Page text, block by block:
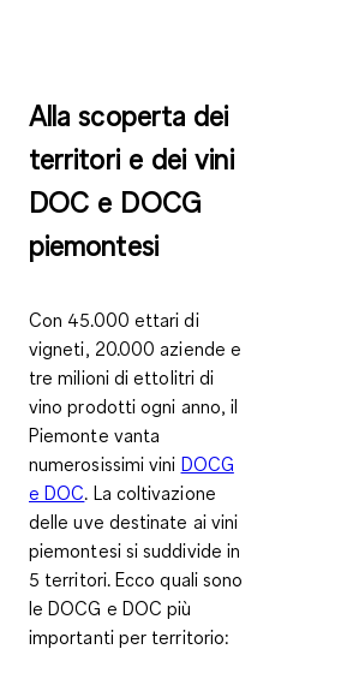
Alla scoperta dei
territori e dei vini
DOC e DOCG
piemontesi
Con 45.000 ettari di
vigneti, 20.000 aziende e
tre milioni di ettolitri di
vino prodotti ogni anno, il
Piemonte vanta
numerosissimi vini DOCG
e DOC. La coltivazione
delle uve destinate ai vini
piemontesi si suddivide in
5 territori. Ecco quali sono
le DOCG e DOC più
importanti per territorio: